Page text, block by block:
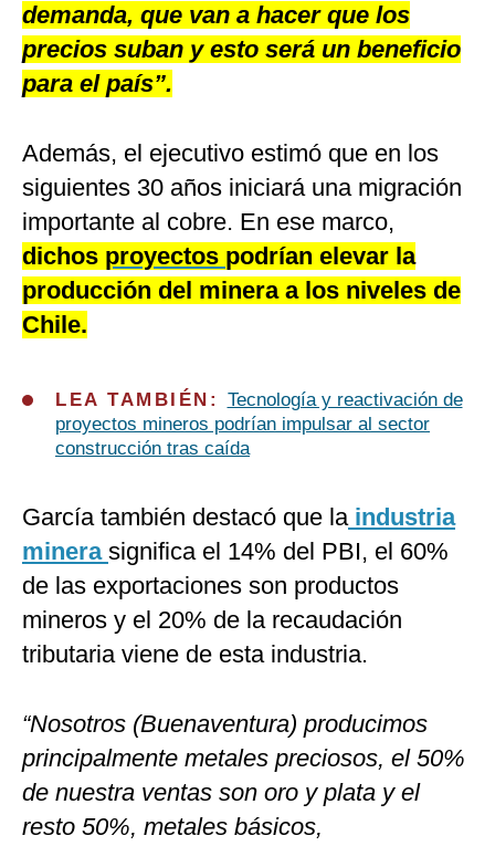
demanda, que van a hacer que los
precios suban y esto será un beneficio
para el país”.
Además, el ejecutivo estimó que en los
siguientes 30 años iniciará una migración
importante al cobre. En ese marco,
dichos proyectos podrían elevar la
producción del minera a los niveles de
Chile.
LEA TAMBIÉN: Tecnología y reactivación de
proyectos mineros podrían impulsar al sector
construcción tras caída
García también destacó que laindustria
minera significa el 14% del PBI, el 60%
de las exportaciones son productos
mineros y el 20% de la recaudación
tributaria viene de esta industria.
“Nosotros (Buenaventura) producimos
principalmente metales preciosos, el 50%
de nuestra ventas son oro y plata y el
resto 50%, metales básicos,